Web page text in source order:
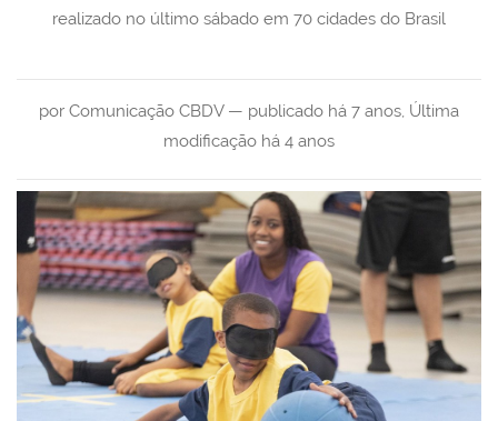
por Comunicação CBDV — publicado há 7 anos, Última
modificação há 4 anos
realizado no último sábado em 70 cidades do Brasil